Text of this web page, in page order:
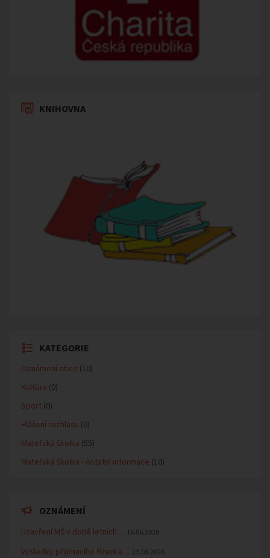
KNIHOVNA
KATEGORIE
Oznámení obce (10)
Kultůra (0)
Sport (0)
Hlášení rozhlasu (0)
Mateřská školka (55)
Mateřská školka - ostatní informace (10)
OZNÁMENÍ
Uzavření MŠ v době letních… 16.06.2026
Výsledky přijímacího řízení k… 23.03.2026